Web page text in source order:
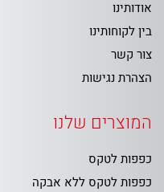
אודותינו
בין לקוחותינו
צור קשר
הצהרת נגישות
המוצרים שלנו
כפפות לטקס
כפפות לטקס ללא אבקה